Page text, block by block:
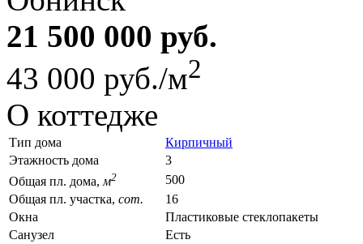
21 500 000 руб.
43 000 руб./м2
О коттедже
Тип дома
Кирпичный
Этажность дома
3
Общая пл. дома, м2
500
Общая пл. участка, сот.
16
Окна
Пластиковые стеклопакеты
Санузел
Есть